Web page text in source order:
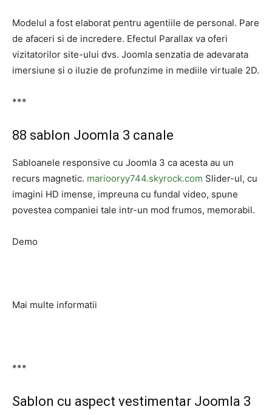
Modelul a fost elaborat pentru agentiile de personal. Pare
de afaceri si de incredere. Efectul Parallax va oferi
vizitatorilor site-ului dvs. Joomla senzatia de adevarata
imersiune si o iluzie de profunzime in mediile virtuale 2D.
***
88 sablon Joomla 3 canale
Sabloanele responsive cu Joomla 3 ca acesta au un
recurs magnetic. mariooryy744.skyrock.com Slider-ul, cu
imagini HD imense, impreuna cu fundal video, spune
povestea companiei tale intr-un mod frumos, memorabil.
Demo
Mai multe informatii
***
Sablon cu aspect vestimentar Joomla 3